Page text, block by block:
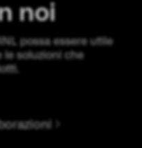
noi
possa essere utile
le soluzioni che